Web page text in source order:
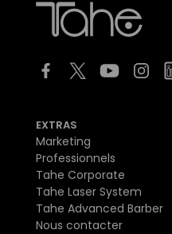
EXTRAS
Marketing
Professionnels
Tahe Corporate
Tahe Laser System
Tahe Advanced Barber
Nous contacter